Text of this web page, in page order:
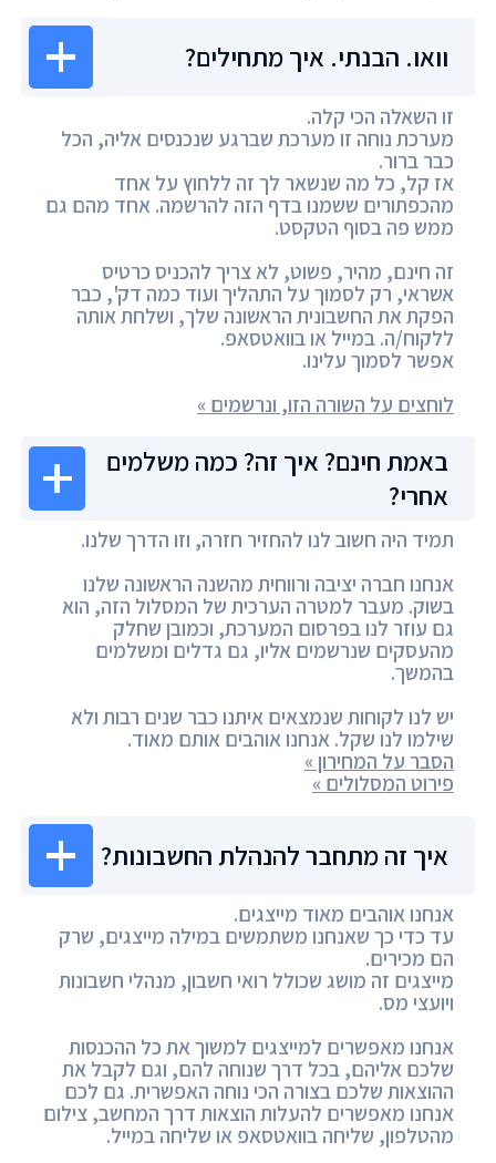
וואו. הבנתי. איך מתחילים?
זו השאלה הכי קלה.
מערכת נוחה זו מערכת שברגע שנכנסים אליה, הכל
כבר ברור.
אז קל, כל מה שנשאר לך זה ללחוץ על אחד
מהכפתורים ששמנו בדף הזה להרשמה. אחד מהם גם
ממש פה בסוף הטקסט.
זה חינם, מהיר, פשוט, לא צריך להכניס כרטיס
אשראי, רק לסמוך על התהליך ועוד כמה דק', כבר
הפקת את החשבונית הראשונה שלך, ושלחת אותה
ללקוח/ה. במייל או בוואטסאפ.
אפשר לסמוך עלינו.
לוחצים על השורה הזו, ונרשמים »
באמת חינם? איך זה? כמה משלמים
אחרי?
תמיד היה חשוב לנו להחזיר חזרה, וזו הדרך שלנו.
אנחנו חברה יציבה ורווחית מהשנה הראשונה שלנו
בשוק. מעבר למטרה הערכית של המסלול הזה, הוא
גם עוזר לנו בפרסום המערכת, וכמובן שחלק
מהעסקים שנרשמים אליו, גם גדלים ומשלמים
בהמשך.
יש לנו לקוחות שנמצאים איתנו כבר שנים רבות ולא
שילמו לנו שקל. אנחנו אוהבים אותם מאוד.
הסבר על המחירון »
פירוט המסלולים »
איך זה מתחבר להנהלת החשבונות?
אנחנו אוהבים מאוד מייצגים.
עד כדי כך שאנחנו משתמשים במילה מייצגים, שרק
הם מכירים.
מייצגים זה מושג שכולל רואי חשבון, מנהלי חשבונות
ויועצי מס.
אנחנו מאפשרים למייצגים למשוך את כל ההכנסות
שלכם אליהם, בכל דרך שנוחה להם, וגם לקבל את
ההוצאות שלכם בצורה הכי נוחה האפשרית. גם לכם
אנחנו מאפשרים להעלות הוצאות דרך המחשב, צילום
מהטלפון, שליחה בוואטסאפ או שליחה במייל.